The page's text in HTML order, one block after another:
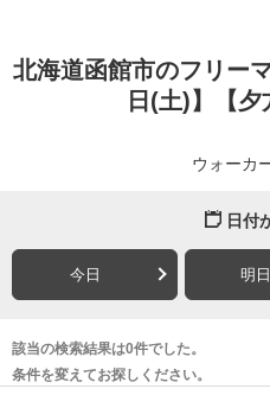
北海道函館市のフリー
日(土)】【夕
ウォーカ
日付
今日 明日
該当の検索結果は0件でした。
条件を変えてお探しください。